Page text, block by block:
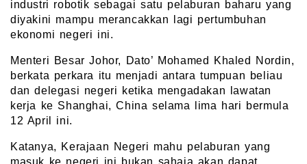
industri robotik sebagai satu pelaburan baharu yang
diyakini mampu merancakkan lagi pertumbuhan
ekonomi negeri ini.
Menteri Besar Johor, Dato’ Mohamed Khaled Nordin,
berkata perkara itu menjadi antara tumpuan beliau
dan delegasi negeri ketika mengadakan lawatan
kerja ke Shanghai, China selama lima hari bermula
12 April ini.
Katanya, Kerajaan Negeri mahu pelaburan yang
masuk ke negeri ini bukan sahaja akan dapat